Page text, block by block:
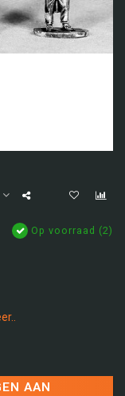
Op voorraad (2)
AAN